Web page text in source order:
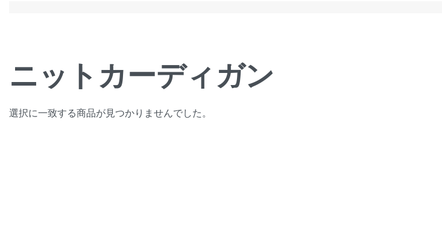
ニットカーディガン
選択に一致する商品が見つかりませんでした。